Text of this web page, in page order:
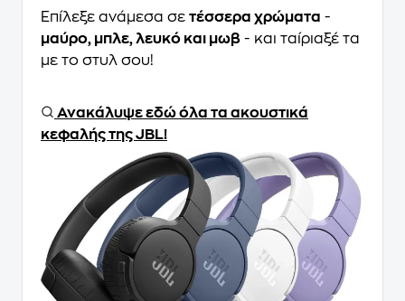
Επίλεξε ανάμεσα σε τέσσερα χρώματα -
μαύρο, μπλε, λευκό και μωβ - και ταίριαξέ τα
με το στυλ σου!
Ανακάλυψε εδώ όλα τα ακουστικά
κεφαλής της JBL!